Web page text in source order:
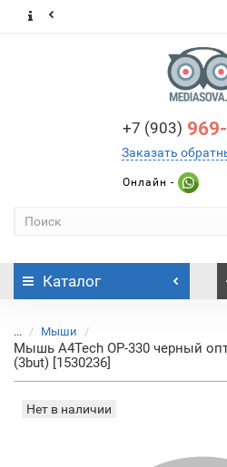
+7 (903)
Заказать
Онлайн -
Каталог
... Мыши
Мышь A4Tech OP-330 черный
(3but) [1530236]
Нет в наличии